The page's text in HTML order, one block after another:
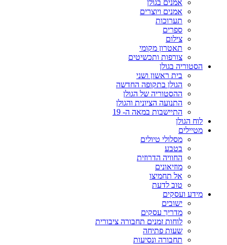
אמנים בגולן
אמנים ויוצרים
תערוכות
ספרים
צילום
תאטרון מקומי
צורפות ותכשיטים
הסטוריה בגולן
בית ראשון ושני
הגולן בתקופה החדשה
ההסטוריה של הגולן
התנועה הציונית והגולן
התיישבות במאה ה- 19
לוח הגולן
מטיילים
מסלולי טיולים
בטבע
החוויה הדרוזית
מוזיאונים
אל תחמיצו
טוב לדעת
מידע ועסקים
ישובים
מדריך עסקים
לוחות זמנים תחבורה ציבורית
שעות פתיחה
תחבורה ונסיעות